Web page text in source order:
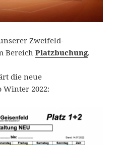
Zweifeld-
BereichPlatzbuchung.
die neue
Winter 2022: